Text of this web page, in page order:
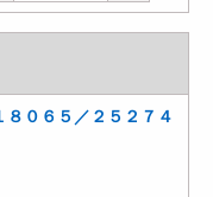
０６５／２５２７４